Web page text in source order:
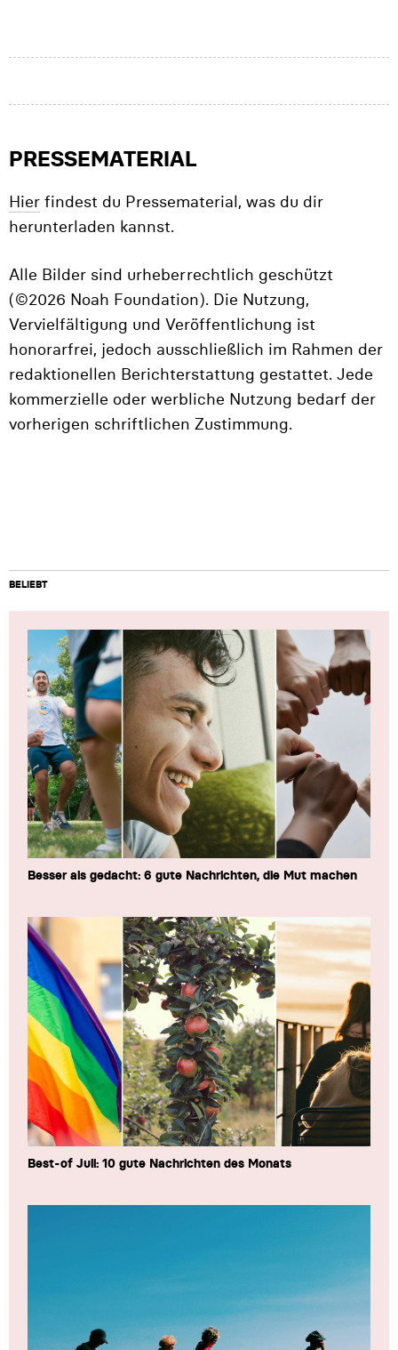
PRESSEMATERIAL
Hier findest du Pressematerial, was du dir
herunterladen kannst.
Alle Bilder sind urheberrechtlich geschützt
(©2026 Noah Foundation). Die Nutzung,
Vervielfältigung und Veröffentlichung ist
honorarfrei, jedoch ausschließlich im Rahmen der
redaktionellen Berichterstattung gestattet. Jede
kommerzielle oder werbliche Nutzung bedarf der
vorherigen schriftlichen Zustimmung.
BELIEBT
Besser als gedacht: 6 gute Nachrichten, die Mut machen
Best-of Juli: 10 gute Nachrichten des Monats